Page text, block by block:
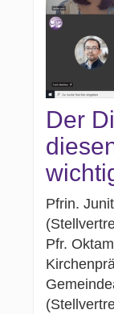
Der
Pfrin.
Pfr.